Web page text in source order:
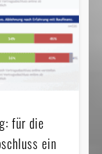
für die
ein